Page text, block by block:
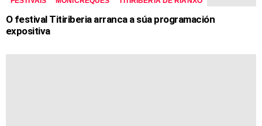
O festival Titiriberia arranca a súa programación
expositiva